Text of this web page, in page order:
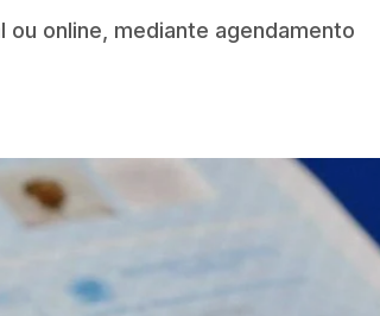
online, mediante agendamento